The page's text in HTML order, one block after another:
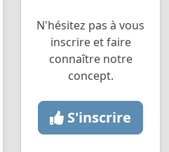
N'hésitez pas à vous
inscrire et faire
connaître notre
concept.
S'inscrire